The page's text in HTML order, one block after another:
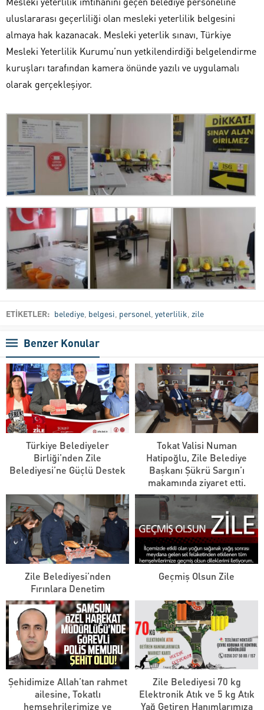
uluslararası geçerliliği olan mesleki yeterlilik belgesini
almaya hak kazanacak. Mesleki yeterlik sınavı, Türkiye
Mesleki Yeterlilik Kurumu’nun yetkilendirdiği belgelendirme
kuruşları tarafından kamera önünde yazılı ve uygulamalı
olarak gerçekleşiyor.
ETİKETLER: belediye belgesi personel yeterlilik zile
Benzer Konular
Türkiye Belediyeler
Birliği’nden Zile
Belediyesi’ne Güçlü Destek
Tokat Valisi Numan
Hatipoğlu, Zile Belediye
Başkanı Şükrü Sargın’ı
makamında ziyaret etti.
Zile Belediyesi’nden
Fırınlara Denetim
Geçmiş Olsun Zile
Şehidimize Allah’tan rahmet
ailesine, Tokatlı
hemşehrilerimize ve
Zile Belediyesi 70 kg
Elektronik Atık ve 5 kg Atık
Yağ Getiren Hanımlarımıza